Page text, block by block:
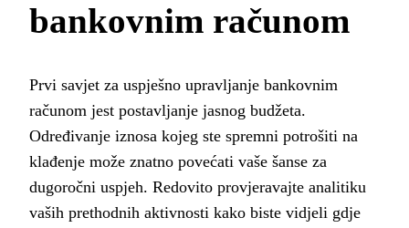
bankovnim računom
Prvi savjet za uspješno upravljanje bankovnim
računom jest postavljanje jasnog budžeta.
Određivanje iznosa kojeg ste spremni potrošiti na
klađenje može znatno povećati vaše šanse za
dugoročni uspjeh. Redovito provjeravajte analitiku
vaših prethodnih aktivnosti kako biste vidjeli gdje